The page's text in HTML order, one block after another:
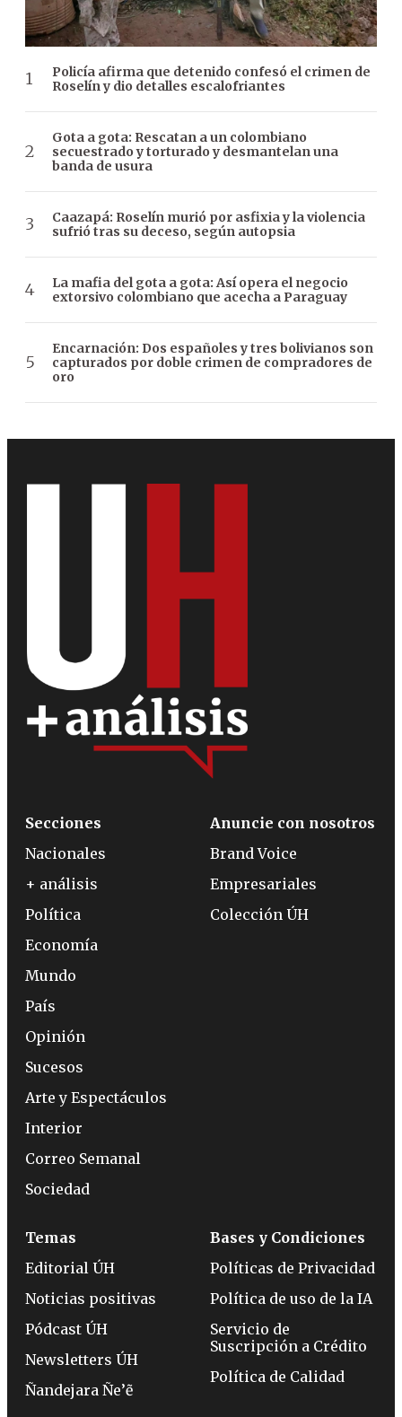
Policía afirma que detenido confesó el crimen de
Roselín y dio detalles escalofriantes
Gota a gota: Rescatan a un colombiano
secuestrado y torturado y desmantelan una
banda de usura
Caazapá: Roselín murió por asfixia y la violencia
sufrió tras su deceso, según autopsia
La mafia del gota a gota: Así opera el negocio
extorsivo colombiano que acecha a Paraguay
Encarnación: Dos españoles y tres bolivianos son
capturados por doble crimen de compradores de
oro
Secciones
Nacionales
+ análisis
Política
Economía
Mundo
País
Opinión
Sucesos
Arte y Espectáculos
Interior
Correo Semanal
Sociedad
Anuncie con nosotros
Brand Voice
Empresariales
Colección ÚH
Temas
Editorial ÚH
Noticias positivas
Pódcast ÚH
Newsletters ÚH
Ñandejara Ñe’ẽ
Bases y Condiciones
Políticas de Privacidad
Política de uso de la IA
Servicio de
Suscripción a Crédito
Política de Calidad